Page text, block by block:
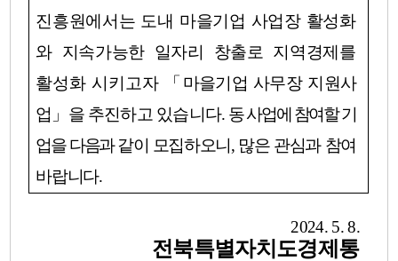
진흥원에서는 도내 마을기업 사업장 활성화
와 지속가능한 일자리 창출로 지역경제를
활성화 시키고자
「 마을기업 사무장 지원사
업 」 을 추진하고 있습니다. 동 사업에 참여할 기
업을 다음과 같이 모집하오니 , 많은 관심과 참여
바랍니다.
2024. 5. 8.
전북특별자치도경제통